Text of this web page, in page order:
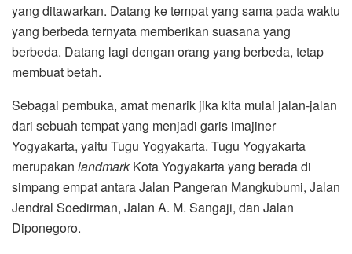
yang ditawarkan. Datang ke tempat yang sama pada waktu
yang berbeda ternyata memberikan suasana yang
berbeda. Datang lagi dengan orang yang berbeda, tetap
membuat betah.
Sebagai pembuka, amat menarik jika kita mulai jalan-jalan
dari sebuah tempat yang menjadi garis imajiner
Yogyakarta, yaitu Tugu Yogyakarta. Tugu Yogyakarta
merupakan landmarkKota Yogyakarta yang berada di
simpang empat antara Jalan Pangeran Mangkubumi, Jalan
Jendral Soedirman, Jalan A. M. Sangaji, dan Jalan
Diponegoro.